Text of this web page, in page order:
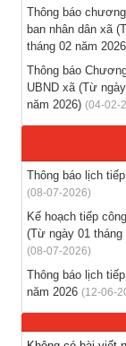
Thông báo hỗ
trong tỉnh
(03-08-2026)
Thông báo hỗ
Thông báo
tuyển dụng
(28-07-2026)
Thông báo
ban nhân dân xã
tháng 02 năm
Thông báo
UBND xã (Từ
năm 2026) (04-02-
Thông báo lịch
(08-07-2026)
Kế hoạch tiếp
(Từ ngày 01 tháng
(08-07-2026)
Thông báo lịch
năm 2026 (12-06-